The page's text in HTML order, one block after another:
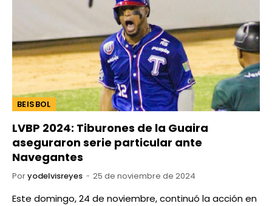
BEISBOL
LVBP 2024: Tiburones de la Guaira
aseguraron serie particular ante
Navegantes
Poryodelvisreyes 25 de noviembre de 2024
Este domingo, 24 de noviembre, continuó la acción en